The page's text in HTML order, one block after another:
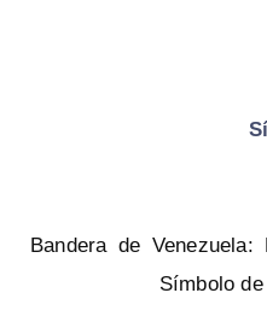
Bandera de
Símbolo